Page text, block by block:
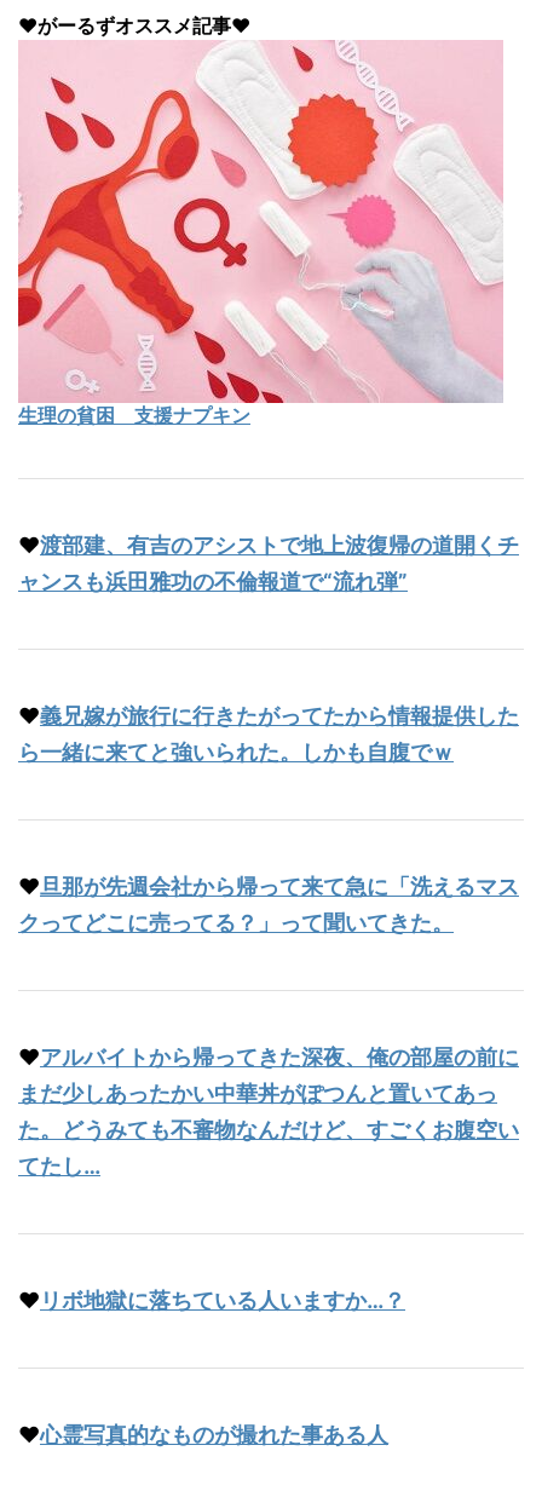
♥がーるずオススメ記事♥
生理の貧困 支援ナプキン
♥渡部建、有吉のアシストで地上波復帰の道開くチ
ャンスも浜田雅功の不倫報道で“流れ弾”
♥義兄嫁が旅行に行きたがってたから情報提供した
ら一緒に来てと強いられた。しかも自腹でｗ
♥旦那が先週会社から帰って来て急に「洗えるマス
クってどこに売ってる？」って聞いてきた。
♥アルバイトから帰ってきた深夜、俺の部屋の前に
まだ少しあったかい中華丼がぽつんと置いてあっ
た。どうみても不審物なんだけど、すごくお腹空い
てたし…
♥ リボ地獄に落ちている人いますか…？
♥心霊写真的なものが撮れた事ある人